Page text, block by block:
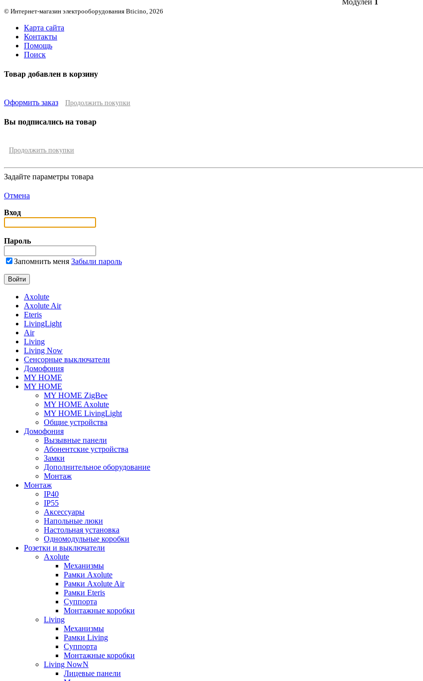
Модулей 1
© Интернет-магазин электрооборудования Bticino, 2026
Карта сайта
Контакты
Помощь
Поиск
Товар добавлен в корзину
Оформить заказ Продолжить покупки
Вы подписались на товар
Продолжить покупки
Задайте параметры товара
Отмена
Вход
Пароль
Запомнить меня Забыли пароль
Axolute
Axolute Air
Eteris
LivingLight
Air
Living
Living Now
Сенсорные выключатели
Домофония
MY HOME
MY HOME
MY HOME ZigBee
MY HOME Axolute
MY HOME LivingLight
Общие устройства
Домофония
Вызывные панели
Абонентские устройства
Замки
Дополнительное оборудование
Монтаж
Монтаж
IP40
IP55
Аксессуары
Напольные люки
Настольная установка
Одномодульные коробки
Розетки и выключатели
Axolute
Механизмы
Рамки Axolute
Рамки Axolute Air
Рамки Eteris
Суппорта
Монтажные коробки
Living
Механизмы
Рамки Living
Суппорта
Монтажные коробки
Living NowN
Лицевые панели